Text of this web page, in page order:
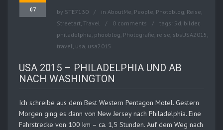
07 by STE7130 in AboutMe, People, Photoblog, Reise,
Streetart, Travel 0 comments tags: 5d, bilder,
philadelphia, phooblog, Photografie, reise, sbsUSA2015 ,
travel, usa, usa2015
USA 2015 – PHILADELPHIA UND AB
NACH WASHINGTON
Ich schreibe aus dem Best Western Pentagon Motel. Gestern
Morgen ging es dann von New Jersey nach Philadelphia. Eine
Fahrstrecke von 100 km – ca. 1,5 Stunden. Auf dem Weg nach